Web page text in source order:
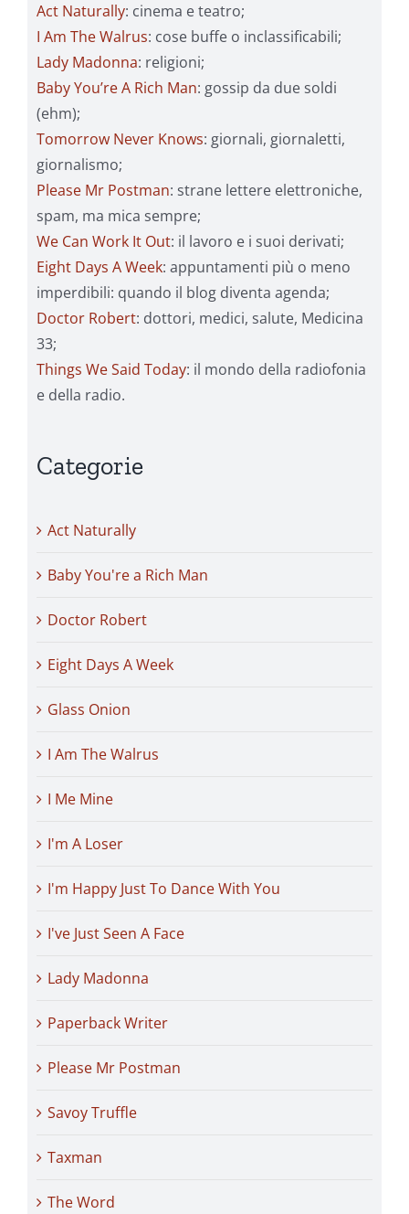
Act Naturally: cinema e teatro;
I Am The Walrus: cose buffe o inclassificabili;
Lady Madonna: religioni;
Baby You’re A Rich Man: gossip da due soldi
(ehm);
Tomorrow Never Knows: giornali, giornaletti,
giornalismo;
Please Mr Postman: strane lettere elettroniche,
spam, ma mica sempre;
We Can Work It Out: il lavoro e i suoi derivati;
Eight Days A Week: appuntamenti più o meno
imperdibili: quando il blog diventa agenda;
Doctor Robert: dottori, medici, salute, Medicina
33;
Things We Said Today: il mondo della radiofonia
e della radio.
Categorie
Act Naturally
Baby You're a Rich Man
Doctor Robert
Eight Days A Week
Glass Onion
I Am The Walrus
I Me Mine
I'm A Loser
I'm Happy Just To Dance With You
I've Just Seen A Face
Lady Madonna
Paperback Writer
Please Mr Postman
Savoy Truffle
Taxman
The Word